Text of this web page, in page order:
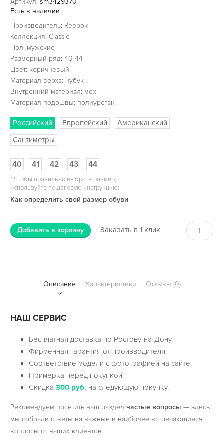
Артикул: sm3429370
Есть в наличии
Производитель: Reebok
Коллекция: Classic
Пол: мужские
Размерный ряд: 40-44
Цвет: коричневый
Материал верха: нубук
Внутренний материал: мех
Материал подошвы: полиуретан
Российский Европейский
Американский
Сантиметры
40 41 42 43 44
*Чтобы правильно выбрать размер,
используйте пошаговую инструкцию:
Как определить свой размер обуви
Добавить в корзину Заказать в 1 клик
Описание Характеристики Отзывы (0)
НАШ СЕРВИС
Бесплатная доставка по Ростову-на-Дону.
Фирменная гарантия от производителя.
Соответствие модели с фотографией на сайте.
Примерка перед покупкой.
Скидка300 руб. на следующую покупку.
Рекомендуем посетить наш раздел частые вопросы — здесь
мы собрали ответы на важные и наиболее встречающиеся
вопросы от наших клиентов.